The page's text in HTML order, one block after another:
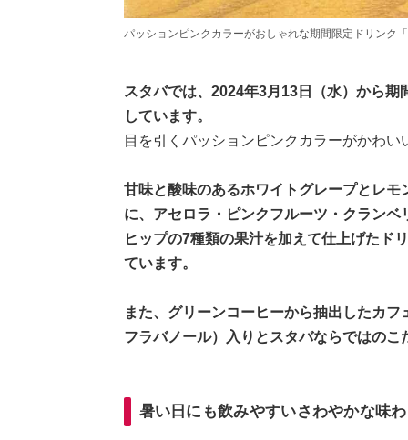
パッションピンクカラーがおしゃれな期間限定ドリンク
スタバでは、2024年3月13日（水）から
しています。
目を引くパッションピンクカラーがかわい
甘味と酸味のあるホワイトグレープとレ
に、アセロラ・ピンクフルーツ・クラン
ヒップの7種類の果汁を加えて仕上げたド
ています。
また、グリーンコーヒーから抽出したカ
フラバノール）入りとスタバならではのこ
暑い日にも飲みやすいさわやかな味